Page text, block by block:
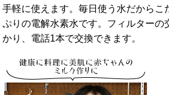
手軽に使えます。毎日使う水だからこ
ぷりの電解水素水です。フィルターの
かり、電話1本で交換できます。